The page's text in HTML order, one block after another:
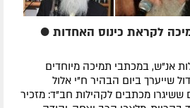
לקראת כינוס האחדות ●
אנ"ש, במכתבי תמיכה מיוחדים
שייערך ביום הבהיר ח"י אלול
מכתבים לקהילות חב"ד: מזכיר